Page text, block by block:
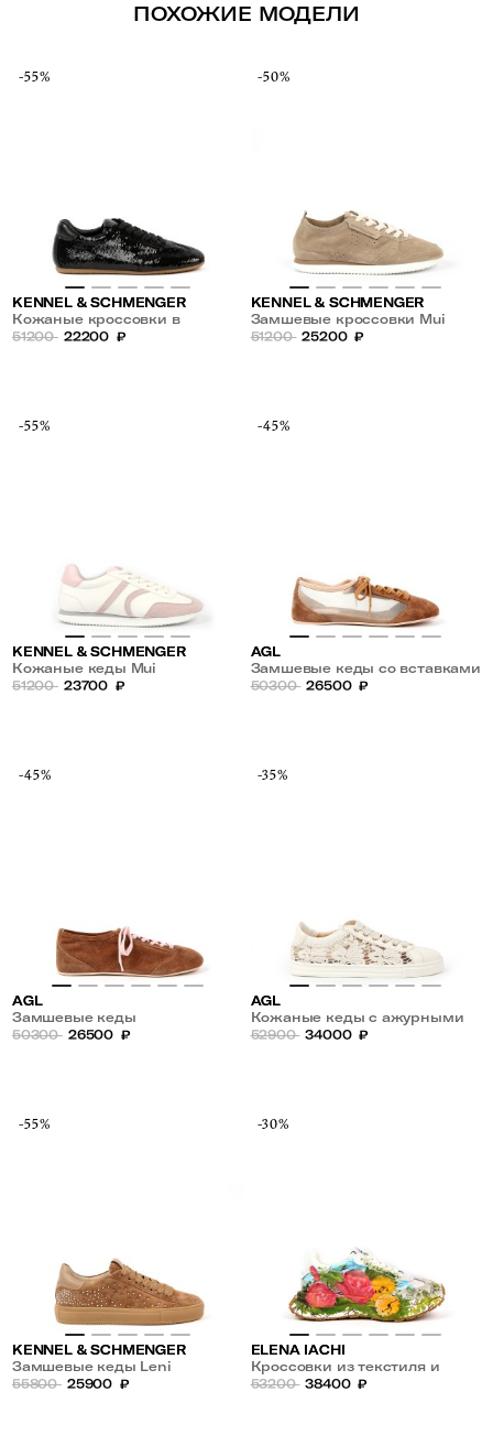
ПОХОЖИЕ МОДЕЛИ
-55%
KENNEL & SCHMENGER
Кожаные кроссовки в
пайетках Drop
51200 22200 ₽
-50%
KENNEL & SCHMENGER
Замшевые кроссовки Mui
51200 25200 ₽
-55%
KENNEL & SCHMENGER
Кожаные кеды Mui
51200 23700 ₽
-45%
AGL
Замшевые кеды со вставками
из микросетки
50300 26500 ₽
-45%
AGL
Замшевые кеды
50300 26500 ₽
-35%
AGL
Кожаные кеды с ажурными
вставками
52900 34000 ₽
-55%
KENNEL & SCHMENGER
Замшевые кеды Leni
55800 25900 ₽
-30%
ELENA IACHI
Кроссовки из текстиля и
замши с рисунком
53200 38400 ₽